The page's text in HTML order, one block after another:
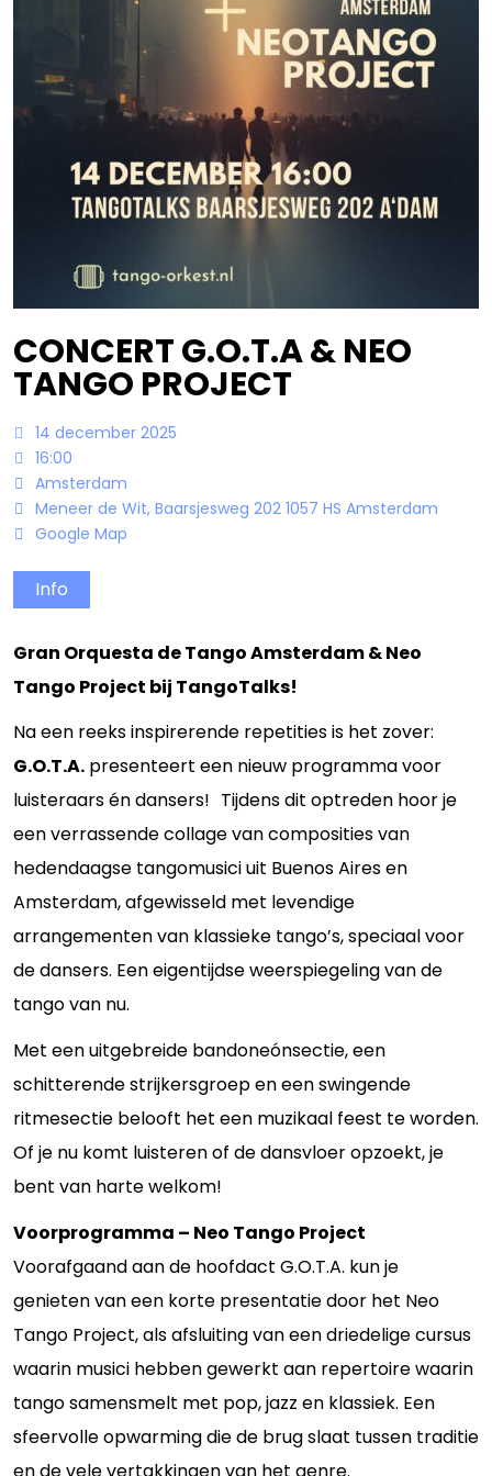
Bandowinkel
Orkest Project Muziekpakhuis
CONCERT G.O.T.A & NEO
TANGO PROJECT
14 december 2025
16:00
Amsterdam
Meneer de Wit, Baarsjesweg 202 1057 HS Amsterdam
Google Map
Info
Gran Orquesta de Tango Amsterdam & Neo
Tango Project bij TangoTalks!
Na een reeks inspirerende repetities is het zover:
G.O.T.A. presenteert een nieuw programma voor
luisteraars én dansers! Tijdens dit optreden hoor je
een verrassende collage van composities van
hedendaagse tangomusici uit Buenos Aires en
Amsterdam, afgewisseld met levendige
arrangementen van klassieke tango’s, speciaal voor
de dansers. Een eigentijdse weerspiegeling van de
tango van nu.
Met een uitgebreide bandoneónsectie, een
schitterende strijkersgroep en een swingende
ritmesectie belooft het een muzikaal feest te worden.
Of je nu komt luisteren of de dansvloer opzoekt, je
bent van harte welkom!
Voorprogramma – Neo Tango Project
Voorafgaand aan de hoofdact G.O.T.A. kun je
genieten van een korte presentatie door het Neo
Tango Project, als afsluiting van een driedelige cursus
waarin musici hebben gewerkt aan repertoire waarin
tango samensmelt met pop, jazz en klassiek. Een
sfeervolle opwarming die de brug slaat tussen traditie
en de vele vertakkingen van het genre.